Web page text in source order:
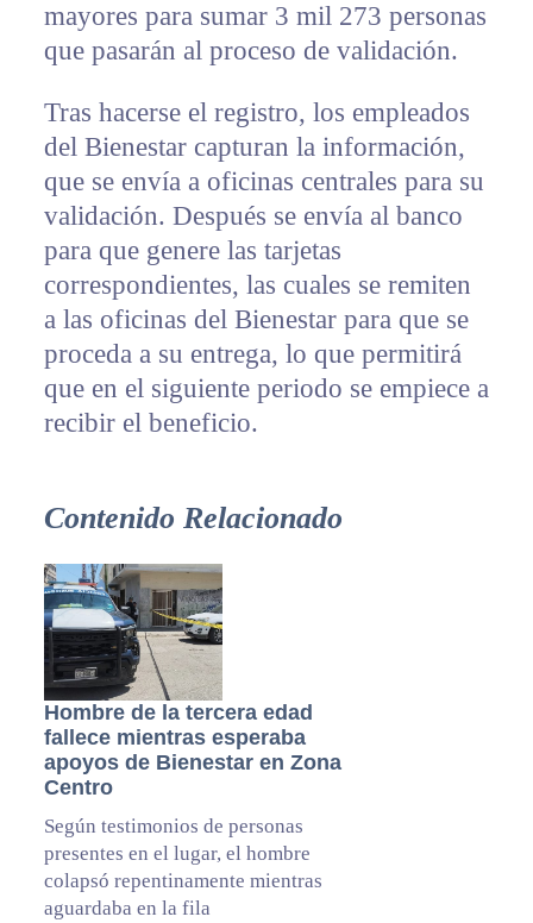
mayores para sumar 3 mil 273 personas
que pasarán al proceso de validación.
Tras hacerse el registro, los empleados
del Bienestar capturan la información,
que se envía a oficinas centrales para su
validación. Después se envía al banco
para que genere las tarjetas
correspondientes, las cuales se remiten
a las oficinas del Bienestar para que se
proceda a su entrega, lo que permitirá
que en el siguiente periodo se empiece a
recibir el beneficio.
Contenido Relacionado
Hombre de la tercera edad
fallece mientras esperaba
apoyos de Bienestar en Zona
Centro
Según testimonios de personas
presentes en el lugar, el hombre
colapsó repentinamente mientras
aguardaba en la fila